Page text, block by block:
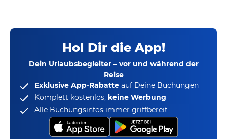
Hol Dir die App!
Dein Urlaubsbegleiter – vor und während der
Reise
Exklusive App-Rabatte auf Deine Buchungen
Komplett kostenlos, keine Werbung
Alle Buchungsinfos immer griffbereit